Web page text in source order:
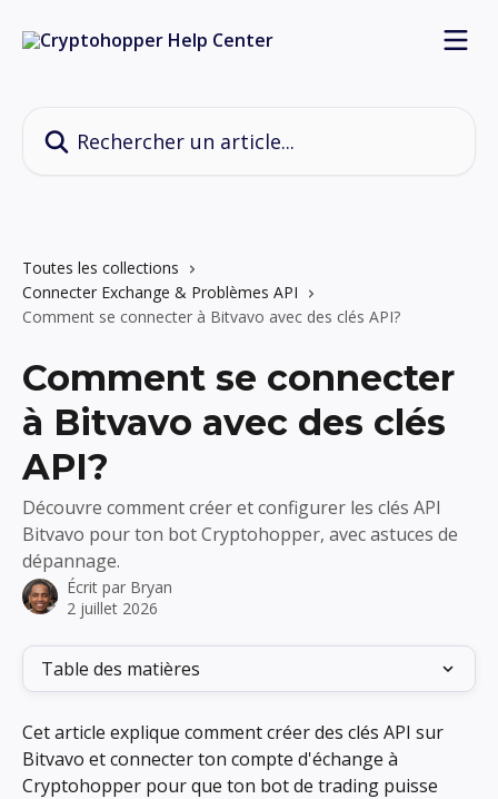
Toutes les collections
Connecter Exchange & Problèmes API
Comment se connecter à Bitvavo avec des clés API?
Comment se connecter
à Bitvavo avec des clés
API?
Découvre comment créer et configurer les clés API
Bitvavo pour ton bot Cryptohopper, avec astuces de
dépannage.
Écrit par Bryan
2 juillet 2026
Table des matières
Cet article explique comment créer des clés API sur
Bitvavo et connecter ton compte d'échange à
Cryptohopper pour que ton bot de trading puisse